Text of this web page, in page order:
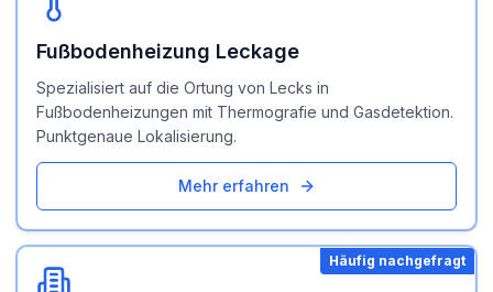
Fußbodenheizung Leckage
Spezialisiert auf die Ortung von Lecks in
Fußbodenheizungen mit Thermografie und Gasdetektion.
Punktgenaue Lokalisierung.
Mehr erfahren
Häufig nachgefragt